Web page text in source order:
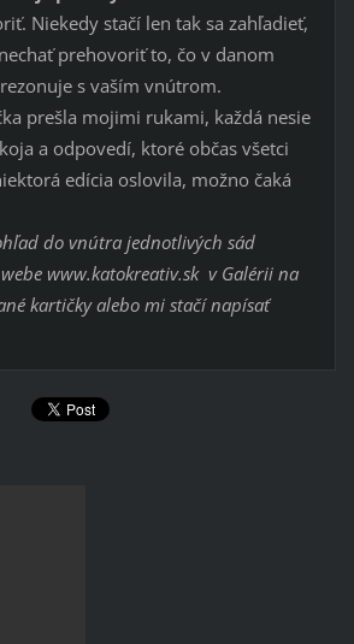
Niekedy stačí len tak sa zahľadieť,
prehovoriť to, čo v danom
s vaším vnútrom.
prešla mojimi rukami, každá nesie
a odpovedí, ktoré občas všetci
edícia oslovila, možno čaká
do vnútra jednotlivých sád
www.katokreativ.sk v Galérii na
kartičky alebo mi stačí napísať